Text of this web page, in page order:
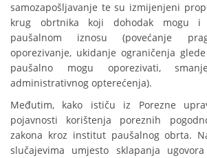
samozapošljavanje te su izmijenjeni
krug obrtnika koji dohodak mogu
paušalnom iznosu (povećanje
oporezivanje, ukidanje ograničenja
paušalno mogu oporezivati,
administrativnog opterećenja).
Međutim, kako ističu iz Porezne
pojavnosti korištenja poreznih
zakona kroz institut paušalnog obrta.
slučajevima umjesto sklapanja